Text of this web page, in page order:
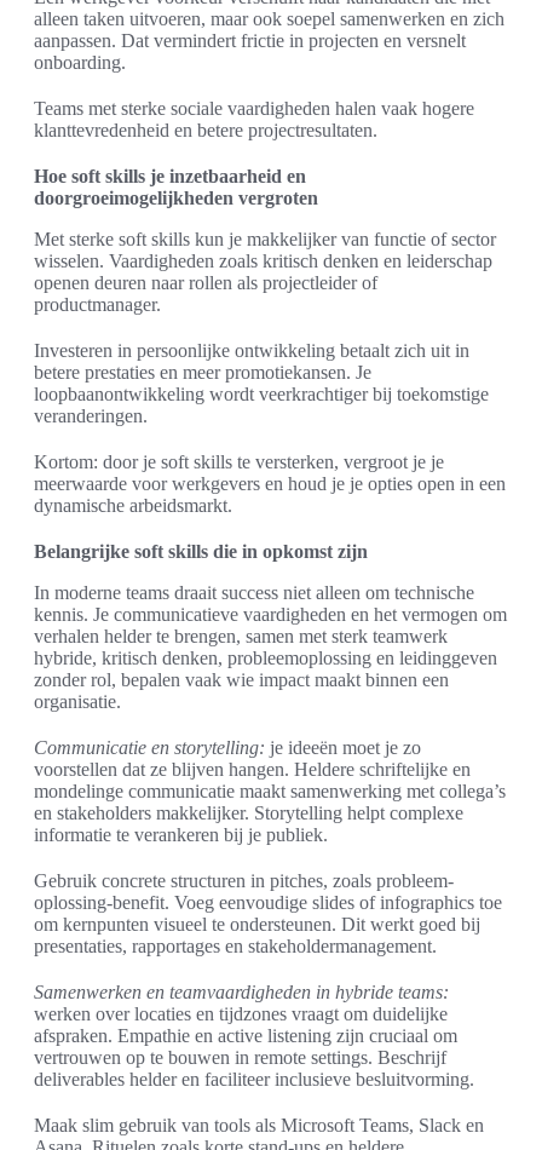
alleen taken uitvoeren, maar ook soepel samenwerken en zich
aanpassen. Dat vermindert frictie in projecten en versnelt
onboarding.
Teams met sterke sociale vaardigheden halen vaak hogere
klanttevredenheid en betere projectresultaten.
Hoe soft skills je inzetbaarheid en
doorgroeimogelijkheden vergroten
Met sterke soft skills kun je makkelijker van functie of sector
wisselen. Vaardigheden zoals kritisch denken en leiderschap
openen deuren naar rollen als projectleider of
productmanager.
Investeren in persoonlijke ontwikkeling betaalt zich uit in
betere prestaties en meer promotiekansen. Je
loopbaanontwikkeling wordt veerkrachtiger bij toekomstige
veranderingen.
Kortom: door je soft skills te versterken, vergroot je je
meerwaarde voor werkgevers en houd je je opties open in een
dynamische arbeidsmarkt.
Belangrijke soft skills die in opkomst zijn
In moderne teams draait success niet alleen om technische
kennis. Je communicatieve vaardigheden en het vermogen om
verhalen helder te brengen, samen met sterk teamwerk
hybride, kritisch denken, probleemoplossing en leidinggeven
zonder rol, bepalen vaak wie impact maakt binnen een
organisatie.
Communicatie en storytelling: je ideeën moet je zo
voorstellen dat ze blijven hangen. Heldere schriftelijke en
mondelinge communicatie maakt samenwerking met collega’s
en stakeholders makkelijker. Storytelling helpt complexe
informatie te verankeren bij je publiek.
Gebruik concrete structuren in pitches, zoals probleem-
oplossing-benefit. Voeg eenvoudige slides of infographics toe
om kernpunten visueel te ondersteunen. Dit werkt goed bij
presentaties, rapportages en stakeholdermanagement.
Samenwerken en teamvaardigheden in hybride teams:
werken over locaties en tijdzones vraagt om duidelijke
afspraken. Empathie en active listening zijn cruciaal om
vertrouwen op te bouwen in remote settings. Beschrijf
deliverables helder en faciliteer inclusieve besluitvorming.
Maak slim gebruik van tools als Microsoft Teams, Slack en